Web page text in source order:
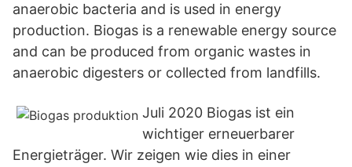
anaerobic bacteria and is used in energy
production. Biogas is a renewable energy source
and can be produced from organic wastes in
anaerobic digesters or collected from landfills.
Juli 2020 Biogas ist ein
wichtiger erneuerbarer
Energieträger. Wir zeigen wie dies in einer